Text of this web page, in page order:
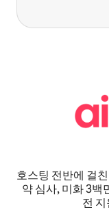
호스팅 전반에 걸
약 심사, 미화 3백
전